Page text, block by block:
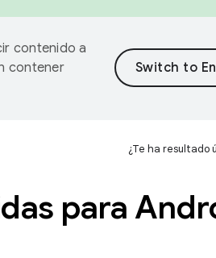
contenido a
contener
¿Te ha resultado
para